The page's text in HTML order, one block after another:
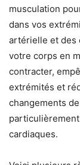
musculation
dans vos
artérielle et des
votre corps en
contracter,
extrémités et
changements
cardiaques.